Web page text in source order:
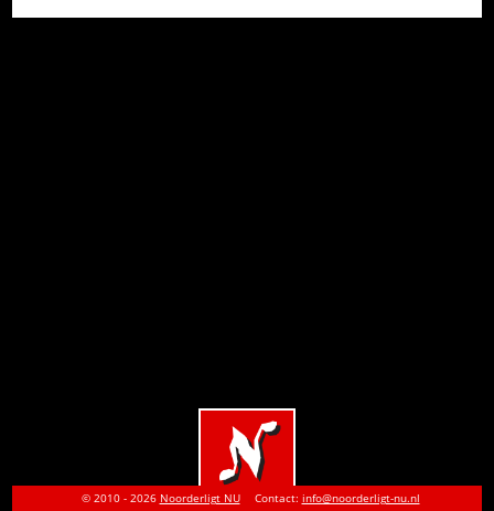
© 2010 - 2026 Noorderligt NU Contact: info@noorderligt-nu.nl